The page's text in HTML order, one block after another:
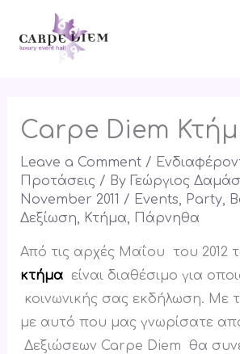
Carpe Diem
Leave a Comment /
Προτάσεις/ By Γεώργιος
November 2011 / Events, Party,
Δεξίωση, Κτήμα, Πάρνηθα
Από τις αρχές Μαΐου του 2012
κτήμαείναι διαθέσιμο για
κοινωνικής σας εκδήλωση. Με
με αυτό που μας γνωρίσατε
Δεξιώσεων Carpe Diem θα